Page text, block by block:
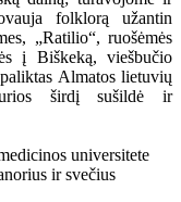
folklorą užantin
„Ratilio“, ruošėmės
į Biškeką, viešbučio
Almatos lietuvių
širdį sušildė ir